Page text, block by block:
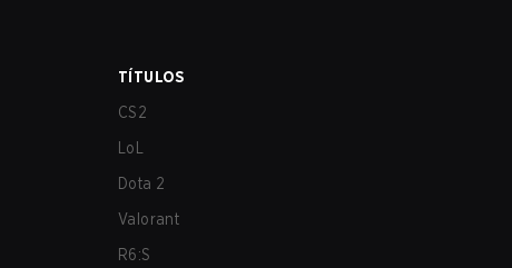
TÍTULOS
CS2
LoL
Dota 2
Valorant
R6:S